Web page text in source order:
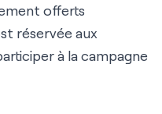
offerts
réservée aux
à la campagne